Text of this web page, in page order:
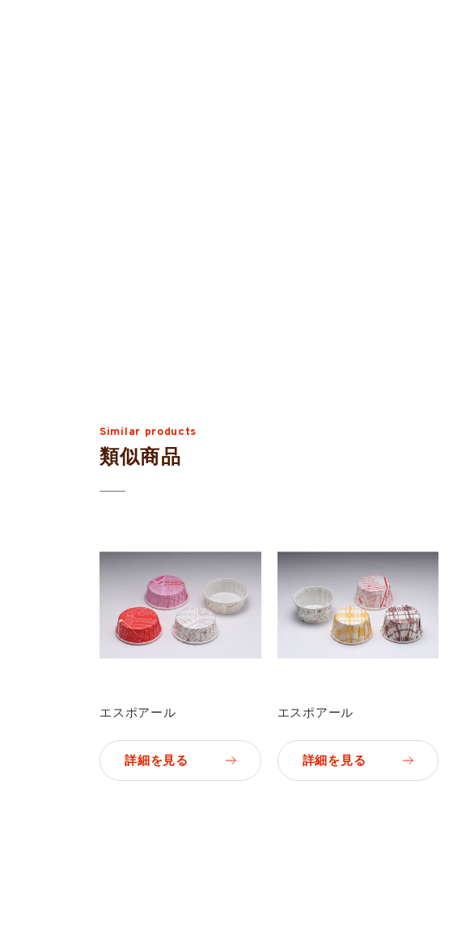
Similar products
類似商品
エスポアール
詳細を見る
エスポアール
詳細を見る